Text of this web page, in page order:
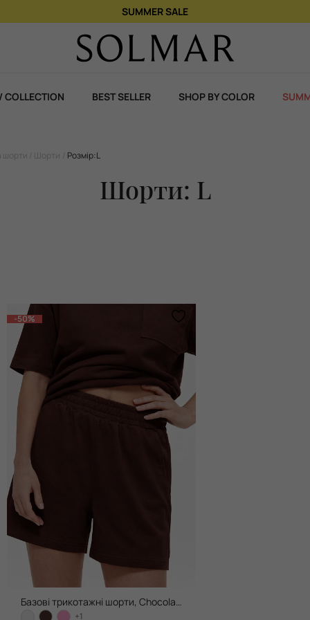
COLLECTION BEST SELLER SHOP BY COLOR
шорти Шорти Розмір:L
Шорти: L
-50%
Базові трикотажні шорти, Chocolate
+1